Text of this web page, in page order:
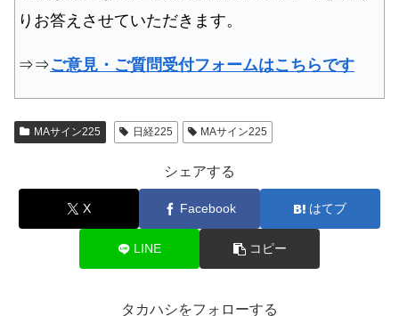
りお答えさせていただきます。
⇒⇒ご意見・ご質問受付フォームはこちらです
MAサイン225 日経225 MAサイン225
シェアする
X Facebook はてブ
LINE コピー
タカハシをフォローする